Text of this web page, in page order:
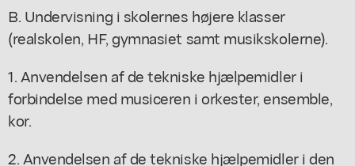
B. Undervisning i skolernes højere klasser
(realskolen, HF, gymnasiet samt musikskolerne).
1. Anvendelsen af de tekniske hjælpemidler i
forbindelse med musiceren i orkester, ensemble,
kor.
2. Anvendelsen af de tekniske hjælpemidler i den